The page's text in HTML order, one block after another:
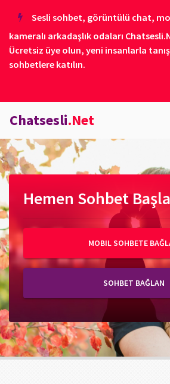
Sesli sohbet, görüntülü chat,
kameralı arkadaşlık odaları
Ücretsiz üye olun, yeni insanlarla
sohbetlere katılın.
Chatsesli.Net
Hemen Sohbet Başla
MOBIL SOHBETE
SOHBET BAĞLAN